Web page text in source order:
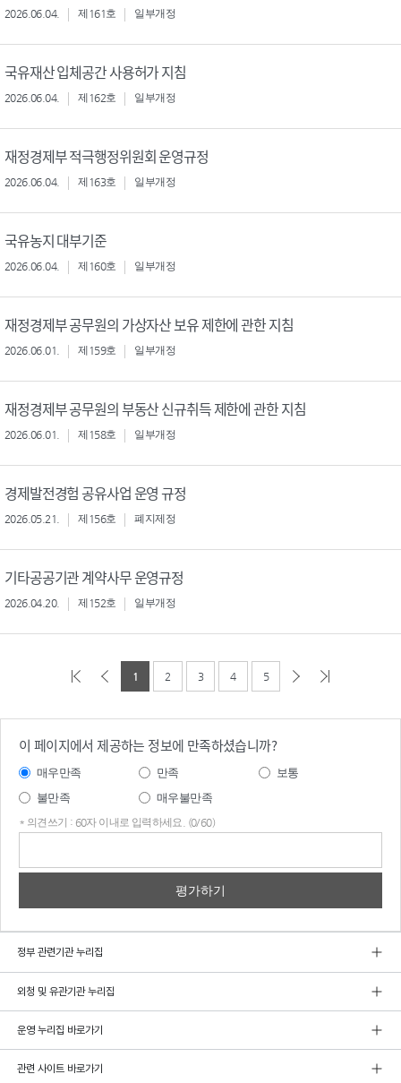
2026.06.04. 제161호 일부개정
국유재산 입체공간 사용허가 지침
2026.06.04. 제162호 일부개정
재정경제부 적극행정위원회 운영규정
2026.06.04. 제163호 일부개정
국유농지 대부기준
2026.06.04. 제160호 일부개정
재정경제부 공무원의 가상자산 보유 제한에 관한 지침
2026.06.01. 제159호 일부개정
재정경제부 공무원의 부동산 신규취득 제한에 관한 지침
2026.06.01. 제158호 일부개정
경제발전경험 공유사업 운영 규정
2026.05.21. 제156호 폐지제정
기타공공기관 계약사무 운영규정
2026.04.20. 제152호 일부개정
1 2 3 4 5
이 페이지에서 제공하는 정보에 만족하셨습니까?
매우만족 만족
보통
불만족
매우불만족
* 의견쓰기 : 60자 이내로 입력하세요. (0/60)
정부 관련기관 누리집
외청 및 유관기관 누리집
운영 누리집 바로가기
관련 사이트 바로가기